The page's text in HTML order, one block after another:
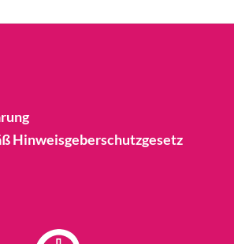
Hinweisgeberschutzgesetz